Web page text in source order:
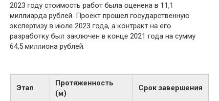
2023 году стоимость работ была оценена в 11,1
миллиарда рублей. Проект прошел государственную
экспертизу в июле 2023 года, а контракт на его
разработку был заключен в конце 2021 года на сумму
64,5 миллиона рублей.
Этап
Протяженность
(м)
Срок завершения